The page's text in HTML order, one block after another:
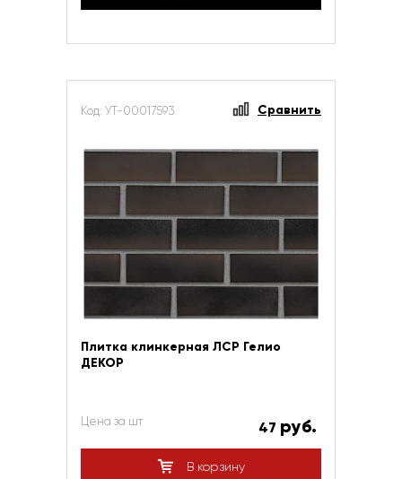
Код: УТ-00017593 Сравнить
Плитка клинкерная ЛСР Гелио
ДЕКОР
Цена за шт 47 руб.
В корзину